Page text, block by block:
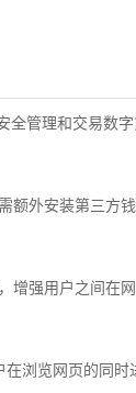
全管理和交易数
额外安装第三方
增强用户之间在
浏览网页的同时